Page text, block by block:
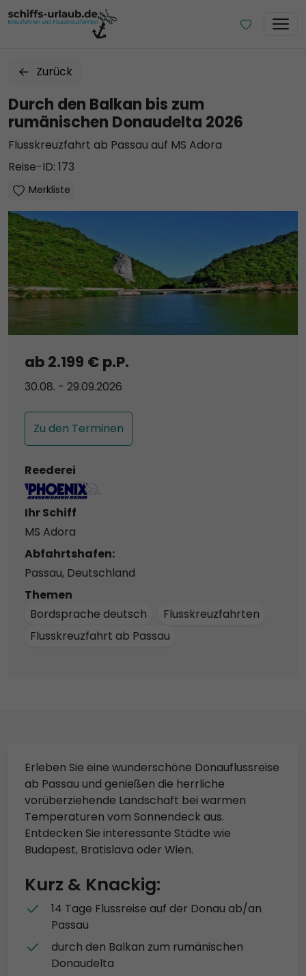
Zurück
Durch den Balkan bis zum
rumänischen Donaudelta 2026
Flusskreuzfahrt ab Passau auf MS Adora
Reise-ID: 173
Merkliste
ab 2.199 € p.P.
30.08. - 29.09.2026
Zu den Terminen
Reederei
Ihr Schiff
MS Adora
Abfahrtshafen:
Passau, Deutschland
Themen
Bordsprache deutsch
Flusskreuzfahrten
Flusskreuzfahrt ab Passau
Erleben Sie eine wunderschöne Donauflussreise
ab Passau und genießen die herrliche
vorüberziehende Landschaft bei warmen
Temperaturen vom Sonnendeck aus.
Entdecken Sie interessante Städte wie
Budapest, Bratislava oder Wien.
Kurz & Knackig:
14 Tage Flussreise auf der Donau ab/an
Passau
durch den Balkan zum rumänischen
Donaudelta